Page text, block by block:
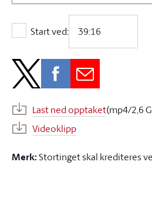
Start ved:
Start ved:
Last ned opptaket(mp4/2,6
Videoklipp
Merk:Stortinget skal krediteres